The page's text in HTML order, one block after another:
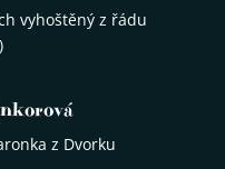
vyhoštěný z řádu
z Dvorku